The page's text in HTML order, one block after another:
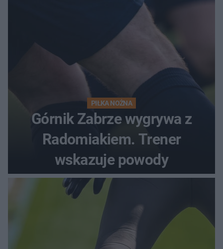
PIŁKA NOŻNA
Górnik Zabrze wygrywa z
Radomiakiem. Trener
wskazuje powody